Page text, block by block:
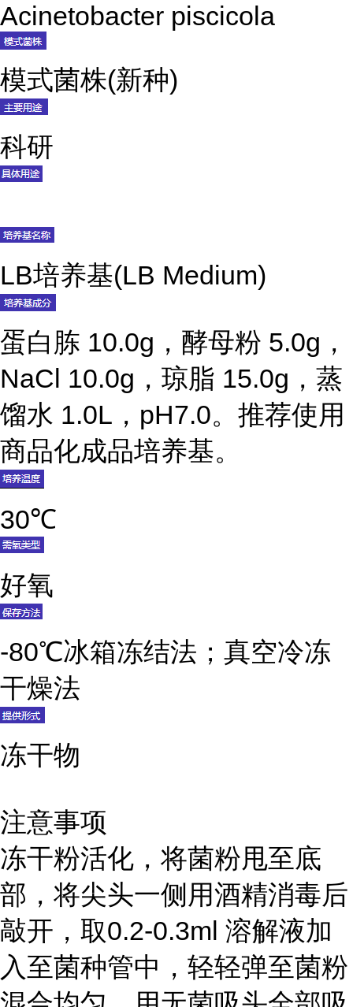
Acinetobacter piscicola
模式菌株(新种)
科研
LB培养基(LB Medium)
蛋白胨 10.0g，酵母粉 5.0g，
NaCl 10.0g，琼脂 15.0g，蒸
馏水 1.0L，pH7.0。推荐使用
商品化成品培养基。
30℃
好氧
-80℃冰箱冻结法；真空冷冻
干燥法
冻干物
注意事项
冻干粉活化，将菌粉甩至底
部，将尖头一侧用酒精消毒后
敲开，取0.2-0.3ml 溶解液加
入至菌种管中，轻轻弹至菌粉